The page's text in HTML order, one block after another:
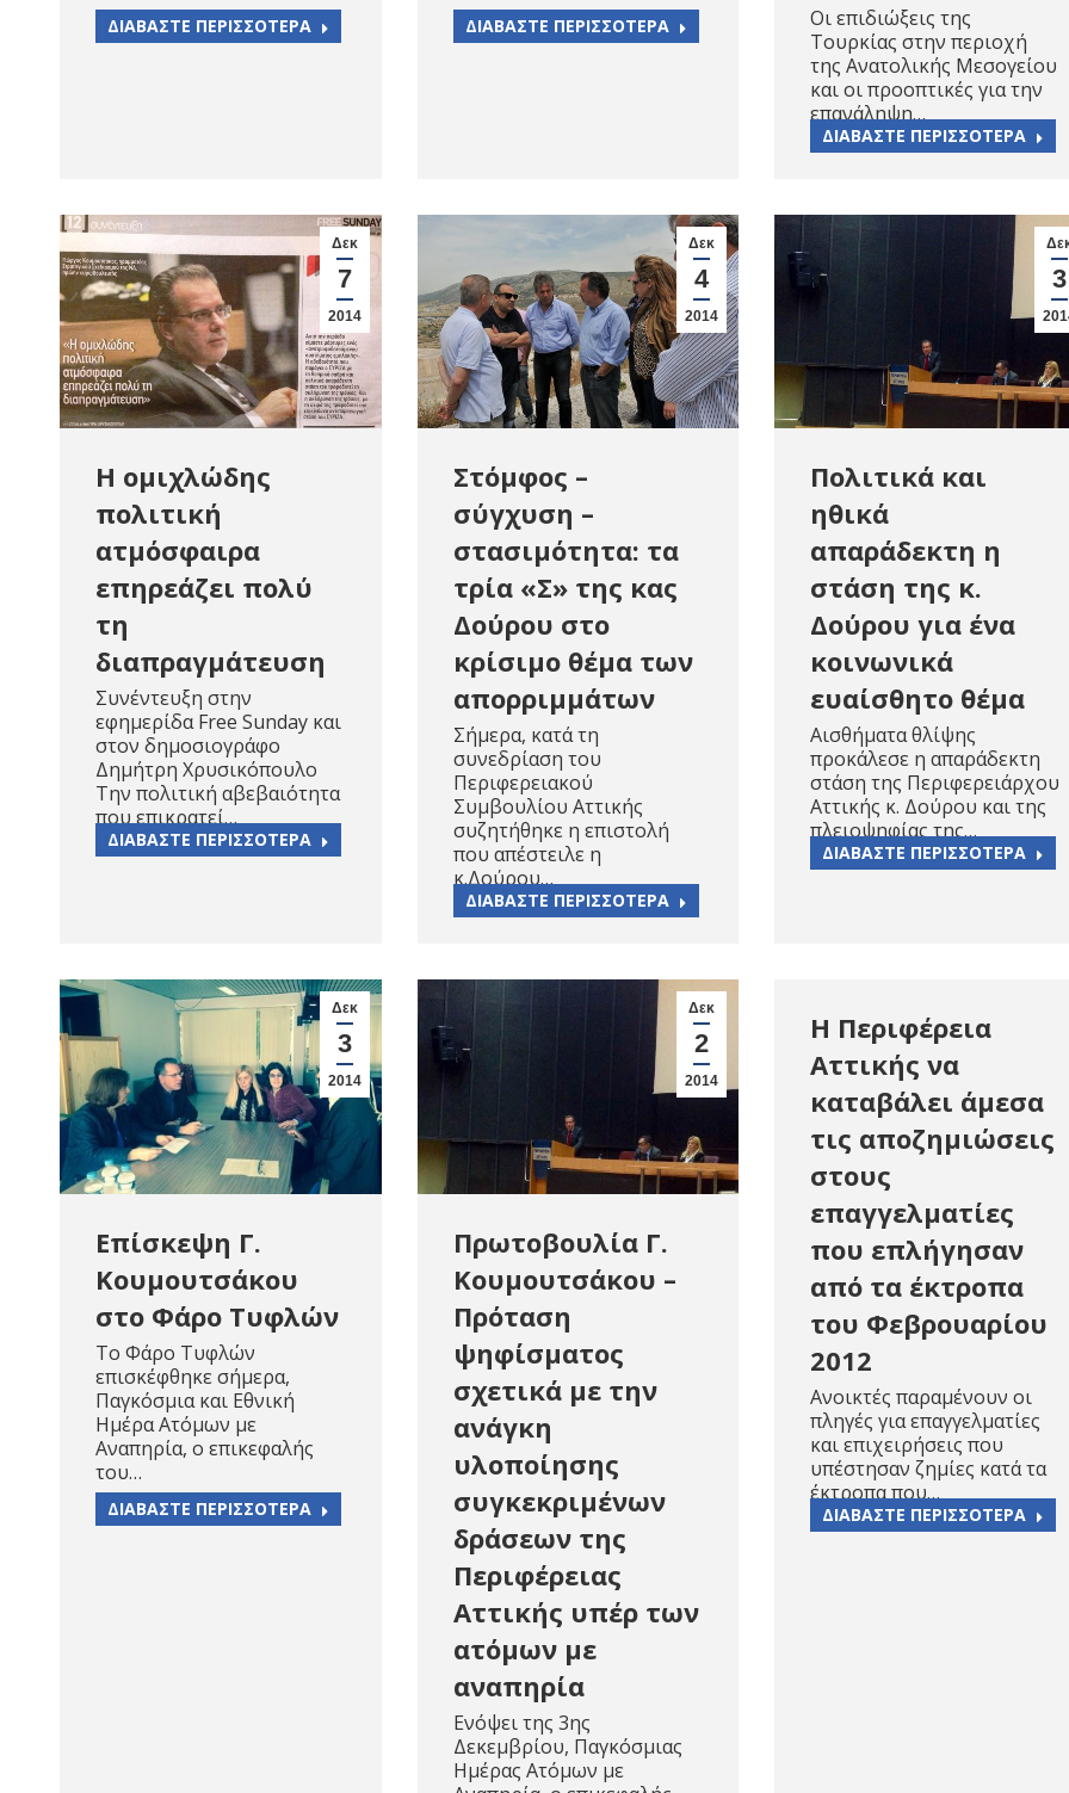
ΔΙΑΒΑΣΤΕ ΠΕΡΙΣΣΟΤΕΡΑ ΔΙΑΒΑΣΤΕ ΠΕΡΙΣΣΟΤΕΡΑ
Οι επιδιώξεις της
Τουρκίας στην περιοχή
της Ανατολικής Μεσογείου
και οι προοπτικές για την
επανάληψη…
ΔΙΑΒΑΣΤΕ ΠΕΡΙΣΣΟΤΕΡΑ
Δεκ
7
2014
Η ομιχλώδης
πολιτική
ατμόσφαιρα
επηρεάζει πολύ
τη
διαπραγμάτευση
Συνέντευξη στην
εφημερίδα Free Sunday και
στον δημοσιογράφο
Δημήτρη Χρυσικόπουλο
Την πολιτική αβεβαιότητα
που επικρατεί…
ΔΙΑΒΑΣΤΕ ΠΕΡΙΣΣΟΤΕΡΑ
Δεκ
4
2014
Στόμφος –
σύγχυση –
στασιμότητα: τα
τρία «Σ» της κας
Δούρου στο
κρίσιμο θέμα των
απορριμμάτων
Σήμερα, κατά τη
συνεδρίαση του
Περιφερειακού
Συμβουλίου Αττικής
συζητήθηκε η επιστολή
που απέστειλε η
κ.Δούρου…
ΔΙΑΒΑΣΤΕ ΠΕΡΙΣΣΟΤΕΡΑ
3
Πολιτικά και
ηθικά
απαράδεκτη η
στάση της κ.
Δούρου για ένα
κοινωνικά
ευαίσθητο θέμα
Αισθήματα θλίψης
προκάλεσε η απαράδεκτη
στάση της Περιφερειάρχου
Αττικής κ. Δούρου και της
πλειοψηφίας της…
ΔΙΑΒΑΣΤΕ ΠΕΡΙΣΣΟΤΕΡΑ
Δεκ
3
2014
Επίσκεψη Γ.
Κουμουτσάκου
στο Φάρο Τυφλών
Το Φάρο Τυφλών
επισκέφθηκε σήμερα,
Παγκόσμια και Εθνική
Ημέρα Ατόμων με
Αναπηρία, ο επικεφαλής
του…
ΔΙΑΒΑΣΤΕ ΠΕΡΙΣΣΟΤΕΡΑ
Δεκ
2
2014
Πρωτοβουλία Γ.
Κουμουτσάκου –
Πρόταση
ψηφίσματος
σχετικά με την
ανάγκη
υλοποίησης
συγκεκριμένων
δράσεων της
Περιφέρειας
Αττικής υπέρ των
ατόμων με
αναπηρία
Ενόψει της 3ης
Δεκεμβρίου, Παγκόσμιας
Ημέρας Ατόμων με
Η Περιφέρεια
Αττικής να
καταβάλει άμεσα
τις αποζημιώσεις
στους
επαγγελματίες
που επλήγησαν
από τα έκτροπα
του Φεβρουαρίου
2012
Ανοικτές παραμένουν οι
πληγές για επαγγελματίες
και επιχειρήσεις που
υπέστησαν ζημίες κατά τα
έκτροπα που…
ΔΙΑΒΑΣΤΕ ΠΕΡΙΣΣΟΤΕΡΑ